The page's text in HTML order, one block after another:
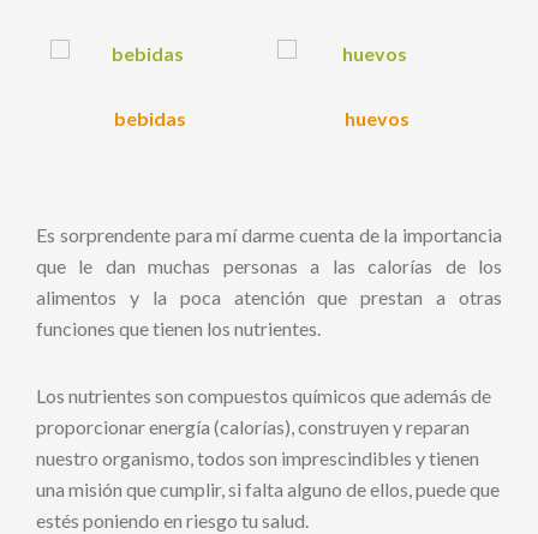
bebidas huevos
Es sorprendente para mí darme cuenta de la importancia
que le dan muchas personas a las calorías de los
alimentos y la poca atención que prestan a otras
funciones que tienen los nutrientes.
Los nutrientes son compuestos químicos que además de
proporcionar energía (calorías), construyen y reparan
nuestro organismo, todos son imprescindibles y tienen
una misión que cumplir, si falta alguno de ellos, puede que
estés poniendo en riesgo tu salud.